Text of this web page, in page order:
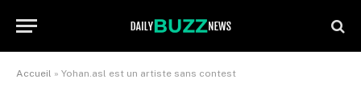
Accueil » Yohan.asl est un artiste sans contest